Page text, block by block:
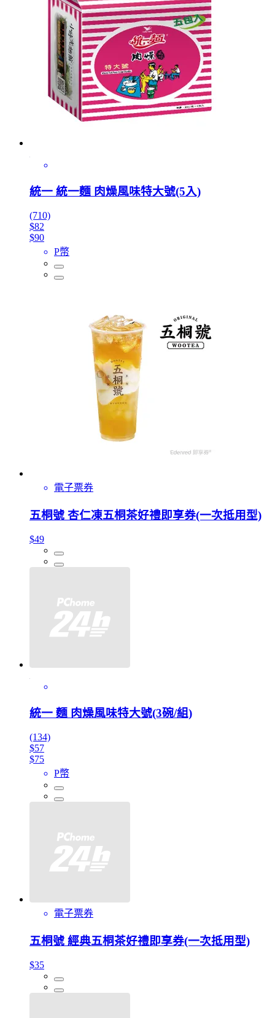
統一 統一麵 肉燥風味特大號(5入)
(710)
$82
$90
P幣
電子票券
五桐號 杏仁凍五桐茶好禮即享券(一次抵用型)
$49
統一 麵 肉燥風味特大號(3碗/組)
(134)
$57
$75
P幣
電子票券
五桐號 經典五桐茶好禮即享券(一次抵用型)
$35